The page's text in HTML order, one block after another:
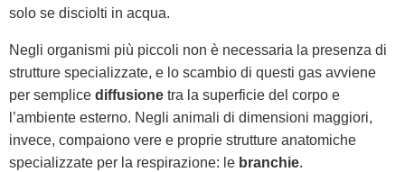
solo se disciolti in acqua.
Negli organismi più piccoli non è necessaria la presenza di
strutture specializzate, e lo scambio di questi gas avviene
per semplice diffusione tra la superficie del corpo e
l’ambiente esterno. Negli animali di dimensioni maggiori,
invece, compaiono vere e proprie strutture anatomiche
specializzate per la respirazione: le branchie.